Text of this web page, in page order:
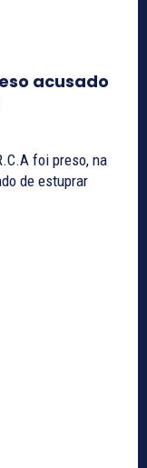
acusado
foi preso, na
de estuprar